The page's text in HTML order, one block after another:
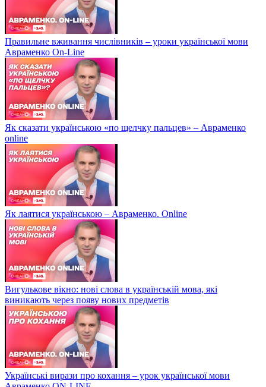
Правильне вживання числівників – уроки української мови
Авраменко On-Line
Як сказати українською «по щелчку пальцев» – Авраменко
online
Як лаятися українською – Авраменко. Online
Вигулькове вікно: нові слова в українській мова, які
виникають через появу нових предметів
Українські вирази про кохання – урок української мови